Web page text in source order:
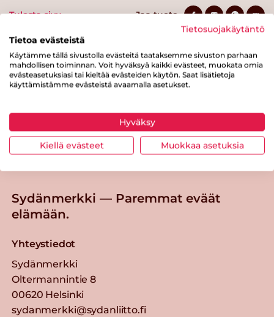
Tulosta sivu Jaa tuote
Tästä merkistä tunnistat
Sydänmerkki-tuotteen
Sydänmerkki — Paremmat eväät
elämään.
Yhteystiedot
Sydänmerkki
Oltermannintie 8
00620 Helsinki
sydanmerkki@sydanliitto.fi
Tietosuojakäytäntö
Tietoa evästeistä
Käytämme tällä sivustolla evästeitä taataksemme sivuston parhaan
mahdollisen toiminnan. Voit hyväksyä kaikki evästeet, muokata omia
evästeasetuksiasi tai kieltää evästeiden käytön. Saat lisätietoja
käyttämistämme evästeistä avaamalla asetukset.
Hyväksy
Kiellä evästeet Muokkaa asetuksia